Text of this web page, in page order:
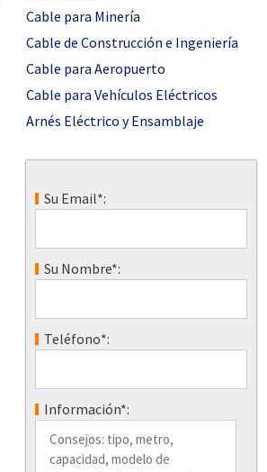
Cable para Minería
Cable de Construcción e Ingeniería
Cable para Aeropuerto
Cable para Vehículos Eléctricos
Arnés Eléctrico y Ensamblaje
Su Email*:
Su Nombre*:
Teléfono*:
Información*: